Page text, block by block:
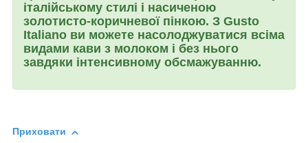
італійському стилі і насиченою
золотисто-коричневої пінкою. З Gusto
Italiano ви можете насолоджуватися всіма
видами кави з молоком і без нього
завдяки інтенсивному обсмажуванню.
Приховати